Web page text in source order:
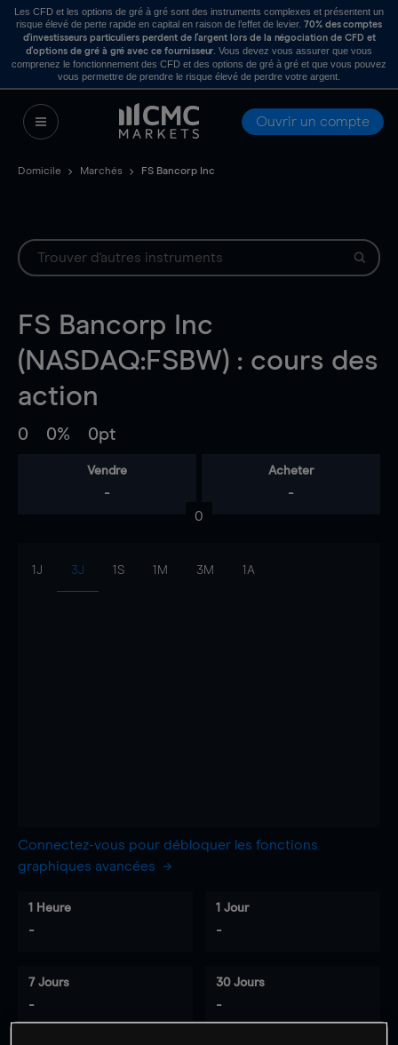
Les CFD et les options de gré à gré sont des instruments complexes et présentent un
risque élevé de perte rapide en capital en raison de l’effet de levier. 70% des comptes
d’investisseurs particuliers perdent de l’argent lors de la négociation de CFD et
d’options de gré à gré avec ce fournisseur . Vous devez vous assurer que vous
comprenez le fonctionnement des CFD et des options de gré à gré et que vous pouvez
vous permettre de prendre le risque élevé de perdre votre argent.
Ouvrir un compte
Domicile Marchés FS Bancorp Inc
FS Bancorp Inc
(NASDAQ:FSBW) : cours des
action
0 0% 0pt
Vendre
-
Acheter
-
0
1J 3J 1S 1M 3M 1A
Connectez-vous pour débloquer les fonctions
graphiques avancées
1 Heure
-
1 Jour
-
7 Jours
-
30 Jours
-